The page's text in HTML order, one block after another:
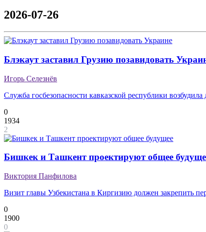
2026-07-26
Блэкаут заставил Грузию позавидовать
Игорь Селезнёв
Служба госбезопасности кавказской республики
0
1934
2
Бишкек и Ташкент проектируют общее
Виктория Панфилова
Визит главы Узбекистана в Киргизию должен закрепить
0
1900
0